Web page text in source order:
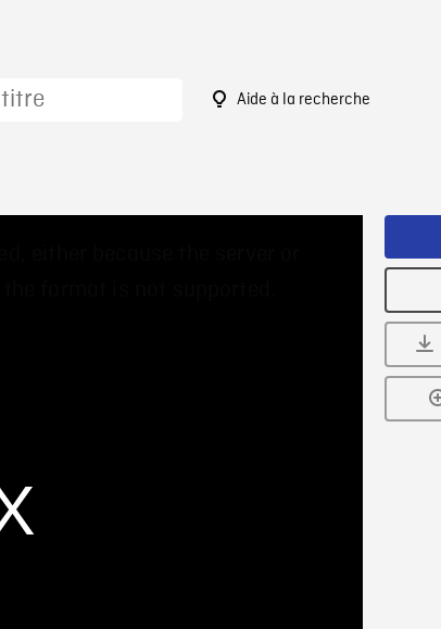
Aide à la recherche